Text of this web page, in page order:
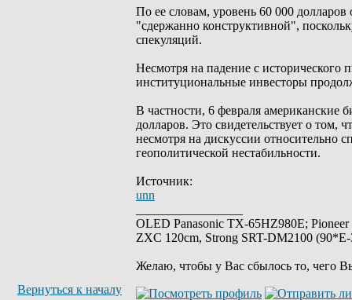
По ее словам, уровень 60 000
"сдержанно конструктивной",
спекуляций.
Несмотря на падение с исторического
институциональные инвесторы
В частности, 6 февраля американские
долларов. Это свидетельствует о том,
несмотря на дискуссии относительно
геополитической нестабильности.
Источник:
unn
OLED Panasonic TX-65HZ980E;
ZXC 120cm, Strong SRT-DM2100
Желаю, чтобы у Вас сбылось то, чего
Вернуться к началу